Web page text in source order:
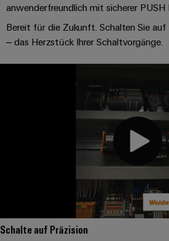
anwenderfreundlich mit sicherer PUSH
Bereit für die Zukunft. Schalten Sie
– das Herzstück Ihrer Schaltvorgänge.
Schalte auf Präzision